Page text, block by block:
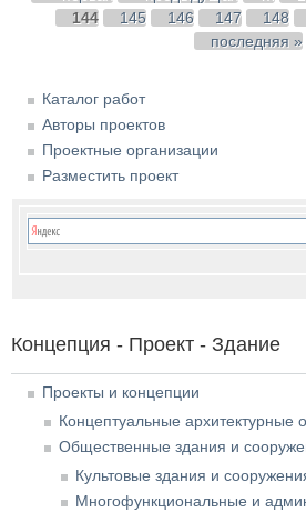
144
145 146 147 148
последняя »
Каталог работ
Авторы проектов
Проектные организации
Разместить проект
Концепция - Проект - Здание
Проекты и концепции
Концептуальные архитектурные
Общественные здания и
Культовые здания и
Многофункциональные и